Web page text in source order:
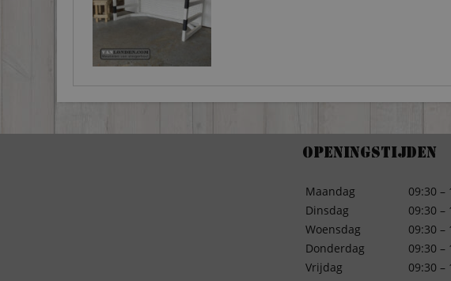
Openingstijden
Maandag
Dinsdag
Woensdag
Donderdag
Vrijdag
09:30 –
09:30 –
09:30 –
09:30 –
09:30 –